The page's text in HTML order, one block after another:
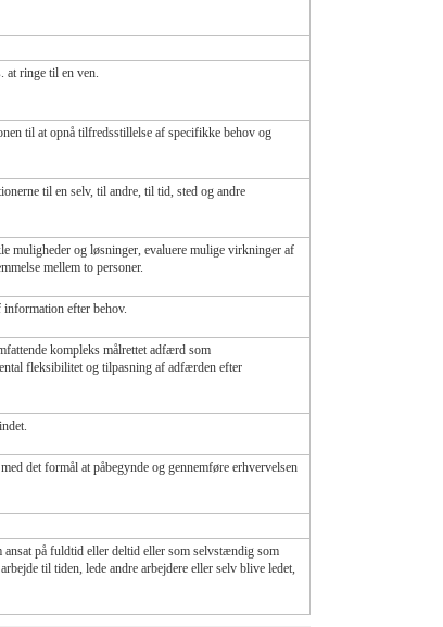
ringe til en ven.
til at opnå tilfredsstillelse af specifikke behov og
til en selv, til andre, til tid, sted og andre
muligheder og løsninger, evaluere mulige virkninger af
mellem to personer.
efter behov.
kompleks målrettet adfærd som
fleksibilitet og tilpasning af adfærden efter
det formål at påbegynde og gennemføre erhvervelsen
på fuldtid eller deltid eller som selvstændig som
til tiden, lede andre arbejdere eller selv blive ledet,